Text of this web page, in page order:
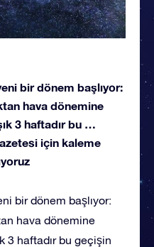
bir dönem başlıyor:
hava dönemine
3 haftadır bu …
için kaleme
bir dönem başlıyor:
hava dönemine
3 haftadır bu geçişin